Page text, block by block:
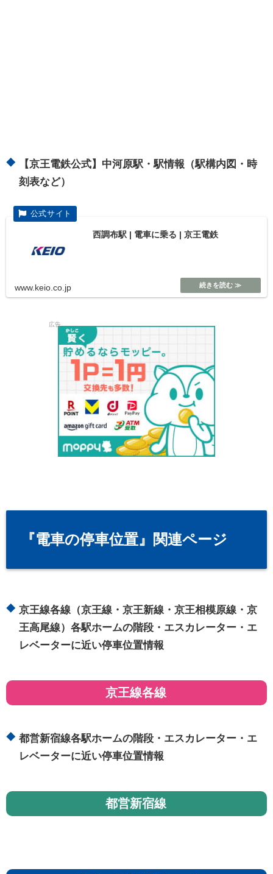
【京王電鉄公式】中河原駅・駅情報（駅構内図・時
刻表など）
西調布駅 | 電車に乗る | 京王電鉄
www.keio.co.jp
広告
『電車の停車位置』関連ページ
京王線各線（京王線・京王新線・京王相模原線・京
王高尾線）各駅ホームの階段・エスカレーター・エ
レベーターに近い停車位置情報
京王線各線
都営新宿線各駅ホームの階段・エスカレーター・エ
レベーターに近い停車位置情報
都営新宿線